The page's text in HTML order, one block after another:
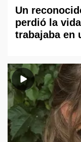
Un
perdió la
trabajaba en